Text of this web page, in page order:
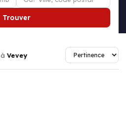
Trouver
à Vevey